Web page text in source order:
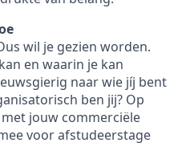
wil je gezien worden.
en waarin je kan
naar wie jíj bent
ben jij? Op
jouw commerciële
voor afstudeerstage